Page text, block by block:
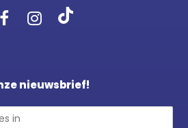
nieuwsbrief!